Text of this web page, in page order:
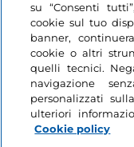
su “Consenti
cookie sul tuo
banner,
cookie o altri
quelli tecnici.
navigazione
personalizzati
ulteriori
Cookie policy